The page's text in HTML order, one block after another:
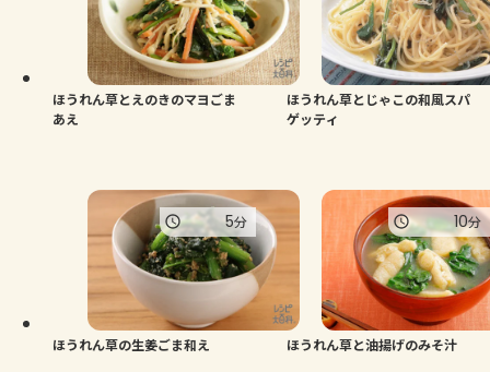
ほうれん草とえのきのマヨごま
あえ
ほうれん草とじゃこの和風スパ
ゲッティ
ほうれん草の生姜ごま和え
5分
ほうれん草と油揚げのみそ汁
10分